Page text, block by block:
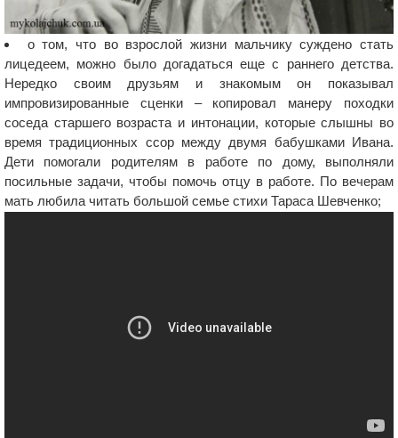
о том, что во взрослой жизни мальчику суждено стать
лицедеем, можно было догадаться еще с раннего детства.
Нередко своим друзьям и знакомым он показывал
импровизированные сценки – копировал манеру походки
соседа старшего возраста и интонации, которые слышны во
время традиционных ссор между двумя бабушками Ивана.
Дети помогали родителям в работе по дому, выполняли
посильные задачи, чтобы помочь отцу в работе. По вечерам
мать любила читать большой семье стихи Тараса Шевченко;